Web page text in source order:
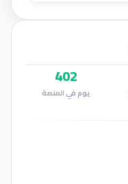
402
يوم في المنصة